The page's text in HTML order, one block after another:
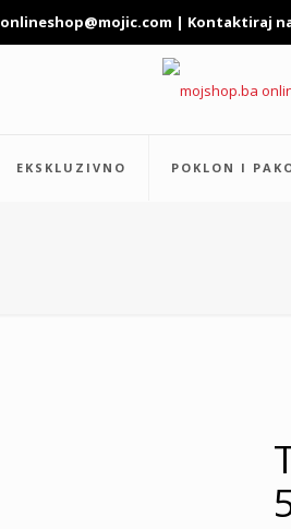
onlineshop@mojic.com | Kontaktiraj
EKSKLUZIVNO POKLON I